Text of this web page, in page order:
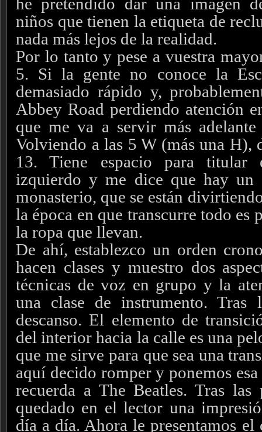
niños que tienen la etiqueta de
nada más lejos de la realidad.
Por lo tanto y pese a vuestra
5. Si la gente no conoce la
demasiado rápido y,
Abbey Road perdiendo atención
que me va a servir más
Volviendo a las 5 W (más una H),
13. Tiene espacio para
izquierdo y me dice que hay un
monasterio, que se están
la época en que transcurre todo es
la ropa que llevan.
De ahí, establezco un orden
hacen clases y muestro dos
técnicas de voz en grupo y la
una clase de instrumento. Tras
descanso. El elemento de
del interior hacia la calle es una
que me sirve para que sea una
aquí decido romper y ponemos
recuerda a The Beatles. Tras las
quedado en el lector una
día a día. Ahora le presentamos